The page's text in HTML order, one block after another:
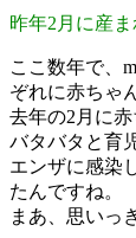
昨年2月に産ま
ここ数年で、
ぞれに赤ちゃ
去年の2月に赤
バタバタと育
エンザに感染
たんですね。
まあ、思いっ